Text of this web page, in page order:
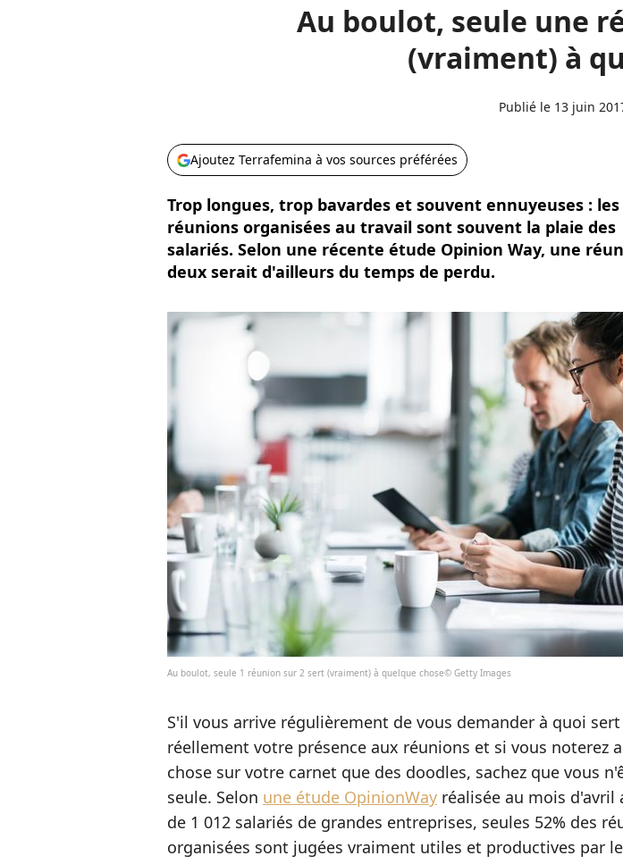
Au boulot, seule une
(vraiment) à
Publié le 13 juin
Ajoutez Terrafemina à vos sources préférées
Trop longues, trop bavardes et souvent ennuyeuses : les
réunions organisées au travail sont souvent la plaie des
salariés. Selon une récente étude Opinion Way, une
deux serait d'ailleurs du temps de perdu.
Au boulot, seule 1 réunion sur 2 sert (vraiment) à quelque chose© Getty Images
S'il vous arrive régulièrement de vous demander à quoi sert
réellement votre présence aux réunions et si vous noterez
chose sur votre carnet que des doodles, sachez que vous
seule. Selon une étude OpinionWay réalisée au mois d'avril
de 1 012 salariés de grandes entreprises, seules 52% des
organisées sont jugées vraiment utiles et productives par